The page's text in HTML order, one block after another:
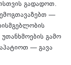
გადადოთ.
—
გამო
— გავა